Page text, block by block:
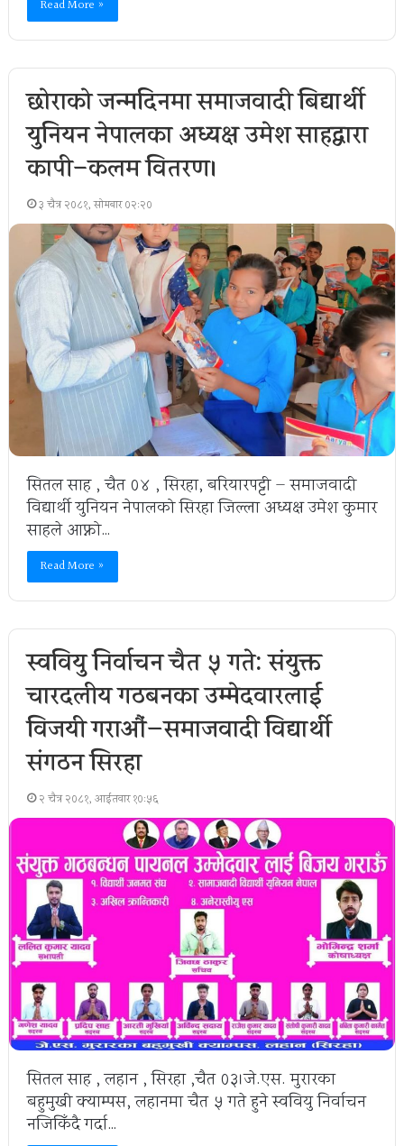
Read More »
छोराको जन्मदिनमा समाजवादी बिद्यार्थी
युनियन नेपालका अध्यक्ष उमेश साहद्वारा
कापी–कलम वितरण।
३ चैत्र २०८१, सोमबार ०२:२०
सितल साह , चैत ०४ , सिरहा, बरियारपट्टी — समाजवादी
विद्यार्थी युनियन नेपालको सिरहा जिल्ला अध्यक्ष उमेश कुमार
साहले आफ्नो…
Read More »
स्ववियु निर्वाचन चैत ५ गते: संयुक्त
चारदलीय गठबन्धनका उम्मेदवारलाई
विजयी गराऔं—समाजवादी विद्यार्थी
संगठन सिरहा
२ चैत्र २०८१, आईतवार १०:५६
सितल साह , लहान , सिरहा ,चैत ०३।जे.एस. मुरारका
बहुमुखी क्याम्पस, लहानमा चैत ५ गते हुने स्ववियु निर्वाचन
नजिकिँदै गर्दा…